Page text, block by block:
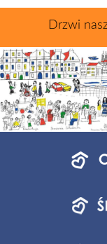
Drzwi